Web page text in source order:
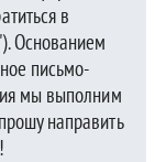
в
Основанием
письмо-
мы выполним
направить